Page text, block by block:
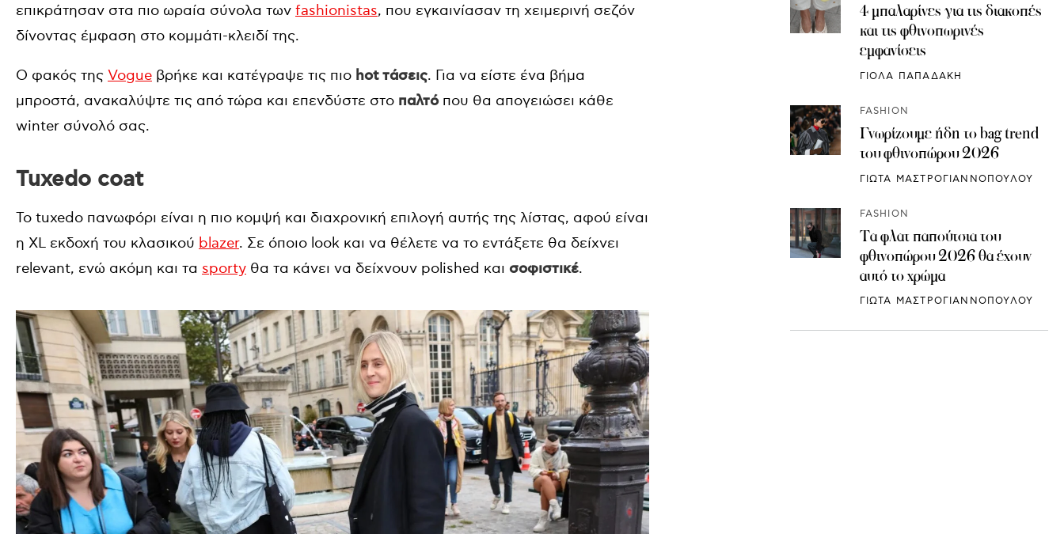
επικράτησαν στα πιο ωραία σύνολα των fashionistas, που εγκαινίασαν τη χειμερινή σεζόν
δίνοντας έμφαση στο κομμάτι-κλειδί της.
Ο φακός της Vogue βρήκε και κατέγραψε τις πιο hot τάσεις. Για να είστε ένα βήμα
μπροστά, ανακαλύψτε τις από τώρα και επενδύστε στο παλτόπου θα απογειώσει κάθε
winter σύνολό σας.
Tuxedo coat
Το tuxedo πανωφόρι είναι η πιο κομψή και διαχρονική επιλογή αυτής της λίστας, αφού είναι
η XL εκδοχή του κλασικού blazer. Σε όποιο look και να θέλετε να το εντάξετε θα δείχνει
relevant, ενώ ακόμη και τα sporty θα τα κάνει να δείχνουν polished και σοφιστικέ.
4 μπαλαρίνες για τις διακοπές
και τις φθινοπωρινές
εμφανίσεις
ΓΙΟΛΑ ΠΑΠΑΔΑΚΗ
FASHION
Γνωρίζουμε ήδη το bag trend
του φθινοπώρου 2026
ΓΙΩΤΑ ΜΑΣΤΡΟΓΙΑΝΝΟΠΟΥΛΟΥ
FASHION
Τα φλατ παπούτσια του
φθινοπώρου 2026 θα έχουν
αυτό το χρώμα
ΓΙΩΤΑ ΜΑΣΤΡΟΓΙΑΝΝΟΠΟΥΛΟΥ